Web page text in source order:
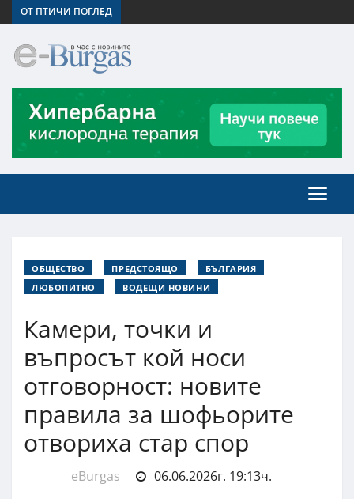
ОТ ПТИЧИ ПОГЛЕД
ОБЩЕСТВО ПРЕДСТОЯЩО
БЪЛГАРИЯ
ЛЮБОПИТНО
ВОДЕЩИ НОВИНИ
Камери, точки и
въпросът кой носи
отговорност: новите
правила за шофьорите
отвориха стар спор
eBurgas 06.06.2026г. 19:13ч.